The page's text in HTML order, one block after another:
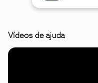
Vídeos de ajuda